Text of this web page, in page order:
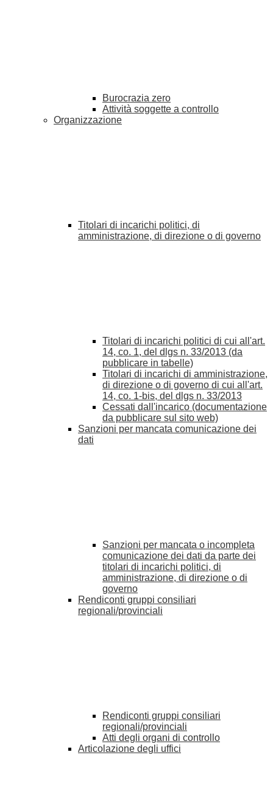
Burocrazia zero
Attività soggette a controllo
Organizzazione
Titolari di incarichi politici, di
amministrazione, di direzione o di governo
Titolari di incarichi politici di cui all'art.
14, co. 1, del dlgs n. 33/2013 (da
pubblicare in tabelle)
Titolari di incarichi di amministrazione,
di direzione o di governo di cui all'art.
14, co. 1-bis, del dlgs n. 33/2013
Cessati dall'incarico (documentazione
da pubblicare sul sito web)
Sanzioni per mancata comunicazione dei
dati
Sanzioni per mancata o incompleta
comunicazione dei dati da parte dei
titolari di incarichi politici, di
amministrazione, di direzione o di
governo
Rendiconti gruppi consiliari
regionali/provinciali
Rendiconti gruppi consiliari
regionali/provinciali
Atti degli organi di controllo
Articolazione degli uffici